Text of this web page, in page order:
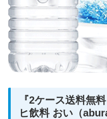
『2ケース送料無
ヒ飲料 おい（